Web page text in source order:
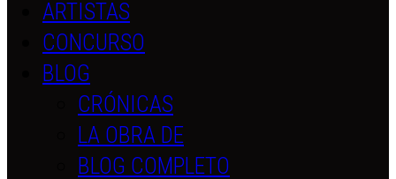
ARTISTAS
CONCURSO
BLOG
CRÓNICAS
LA OBRA DE
BLOG COMPLETO